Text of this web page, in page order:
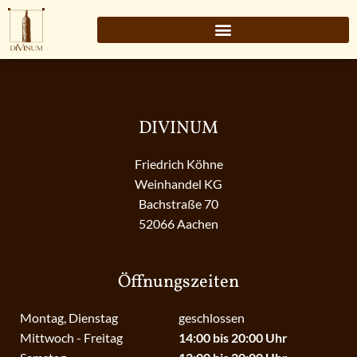
DIVINUM
Friedrich Köhne
Weinhandel KG
Bachstraße 70
52066 Aachen
Öffnungszeiten
Montag, Dienstag
Mittwoch - Freitag
geschlossen
14:00 bis 20:00 Uhr